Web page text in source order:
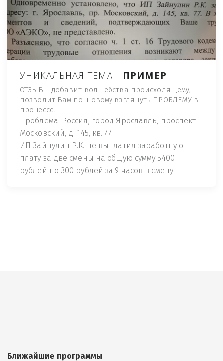
УНИКАЛЬНАЯ ТЕМА - ПРИМЕР
ОТЗЫВ - добавит волшебства происходящему,
позволит Вам по-новому взглянуть ПРОБЛЕМУ в
процессе.
Проблема: Россия, город Ярославль, проспект
Московский, д. 145, кв. 77
ИП Зайнулин Р.К. не выплатил заработную
плату за две смены на общую сумму 5400
рублей по 300 рублей за 9 часов в смену.
Ближайшие программы